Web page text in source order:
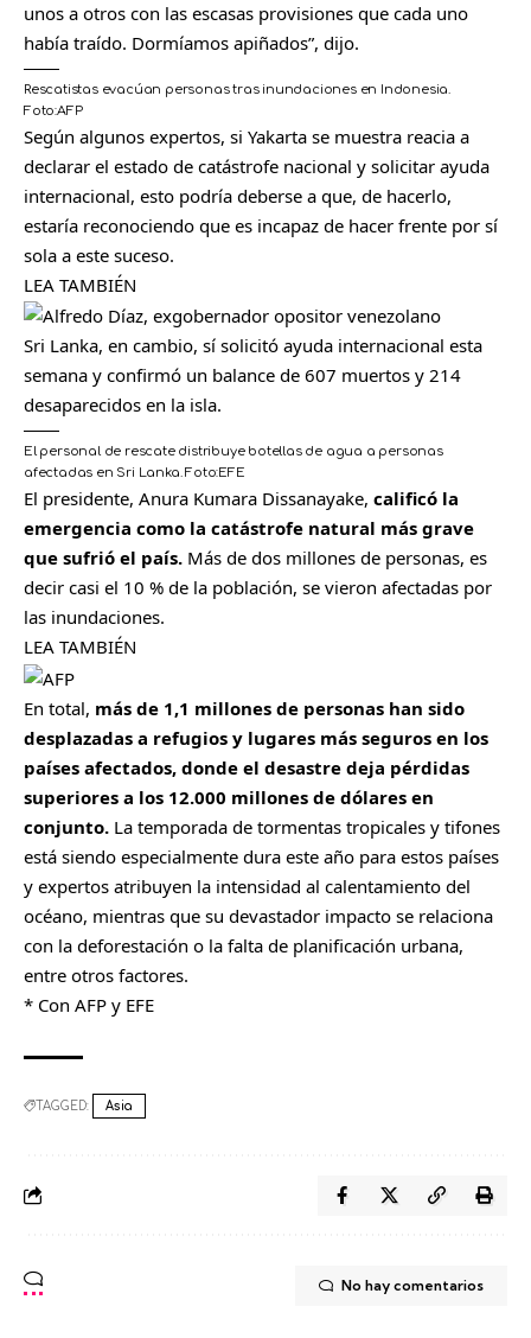
unos a otros con las escasas provisiones que cada uno
había traído. Dormíamos apiñados”, dijo.
Rescatistas evacúan personas tras inundaciones en Indonesia.
Foto:AFP
Según algunos expertos, si Yakarta se muestra reacia a
declarar el estado de catástrofe nacional y solicitar ayuda
internacional, esto podría deberse a que, de hacerlo,
estaría reconociendo que es incapaz de hacer frente por sí
sola a este suceso.
LEA TAMBIÉN
Sri Lanka, en cambio, sí solicitó ayuda internacional esta
semana y confirmó un balance de 607 muertos y 214
desaparecidos en la isla.
El personal de rescate distribuye botellas de agua a personas
afectadas en Sri Lanka.Foto:EFE
El presidente, Anura Kumara Dissanayake, calificó la
emergencia como la catástrofe natural más grave
que sufrió el país. Más de dos millones de personas, es
decir casi el 10 % de la población, se vieron afectadas por
las inundaciones.
LEA TAMBIÉN
En total, más de 1,1 millones de personas han sido
desplazadas a refugios y lugares más seguros en los
países afectados, donde el desastre deja pérdidas
superiores a los 12.000 millones de dólares en
conjunto. La temporada de tormentas tropicales y tifones
está siendo especialmente dura este año para estos países
y expertos atribuyen la intensidad al calentamiento del
océano, mientras que su devastador impacto se relaciona
con la deforestación o la falta de planificación urbana,
entre otros factores.
* Con AFP y EFE
TAGGED: Asia
No hay comentarios